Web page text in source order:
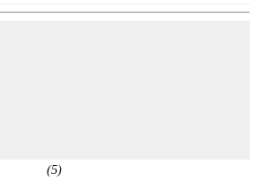
(5)